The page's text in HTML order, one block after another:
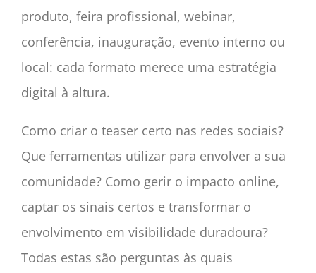
produto, feira profissional, webinar,
conferência, inauguração, evento interno ou
local: cada formato merece uma estratégia
digital à altura.
Como criar o teaser certo nas redes sociais?
Que ferramentas utilizar para envolver a sua
comunidade? Como gerir o impacto online,
captar os sinais certos e transformar o
envolvimento em visibilidade duradoura?
Todas estas são perguntas às quais